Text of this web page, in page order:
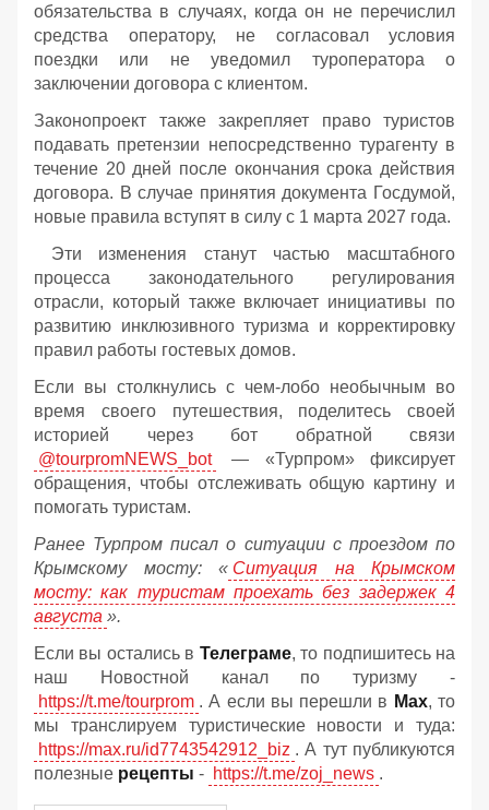
обязательства в случаях, когда он не перечислил
средства оператору, не согласовал условия
поездки или не уведомил туроператора о
заключении договора с клиентом.
Законопроект также закрепляет право туристов
подавать претензии непосредственно турагенту в
течение 20 дней после окончания срока действия
договора. В случае принятия документа Госдумой,
новые правила вступят в силу с 1 марта 2027 года.
Эти изменения станут частью масштабного
процесса законодательного регулирования
отрасли, который также включает инициативы по
развитию инклюзивного туризма и корректировку
правил работы гостевых домов.
Если вы столкнулись с чем-лобо необычным во
время своего путешествия, поделитесь своей
историей через бот обратной связи
@tourpromNEWS_bot
— «Турпром» фиксирует
обращения, чтобы отслеживать общую картину и
помогать туристам.
Ранее Турпром писал о ситуации с проездом по
Крымскому мосту: « Ситуация на Крымском
мосту: как туристам проехать без задержек 4
августа ».
Если вы остались в Телеграме, то подпишитесь на
наш Новостной канал по туризму -
https://t.me/tourprom . А если вы перешли в Мах, то
мы транслируем туристические новости и туда:
https://max.ru/id7743542912_biz . А тут публикуются
полезные рецепты - https://t.me/zoj_news .